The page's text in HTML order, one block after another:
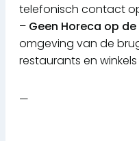
telefonisch contact
– Geen Horeca op de
omgeving van de
restaurants en
—